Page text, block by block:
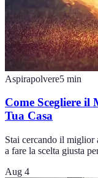
Aspirapolvere5 min
Come Scegliere
Tua Casa
Stai cercando il miglior
a fare la scelta giusta
Aug 4